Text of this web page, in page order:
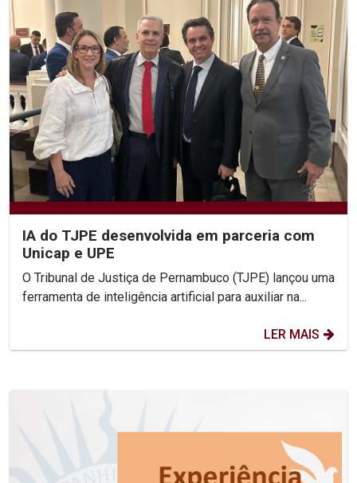
IA do TJPE desenvolvida em parceria com
Unicap e UPE
O Tribunal de Justiça de Pernambuco (TJPE) lançou uma
ferramenta de inteligência artificial para auxiliar na...
LER MAIS